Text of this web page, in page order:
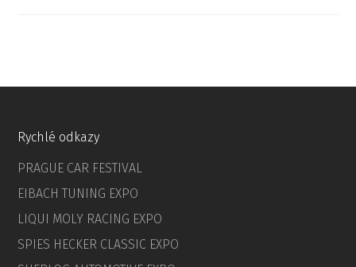
Rychlé odkazy
PRAGUE CAR FESTIVAL
EIBACH TUNING EXPO
LIQUI MOLY RACING EXPO
SPIES HECKER CLASSIC EXPO